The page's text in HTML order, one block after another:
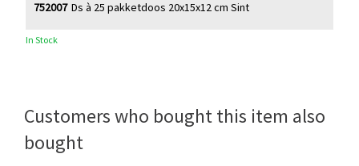
Ds à 25 pakketdoos 20x15x12 cm Sint
752007
In Stock
Customers who bought this item also
bought